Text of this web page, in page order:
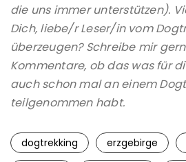
die uns immer unterstützen).
Dich, liebe/r Leser/in vom
überzeugen? Schreibe mir
Kommentare, ob das was für
auch schon mal an einem
teilgenommen habt.
dogtrekking erzgebirge